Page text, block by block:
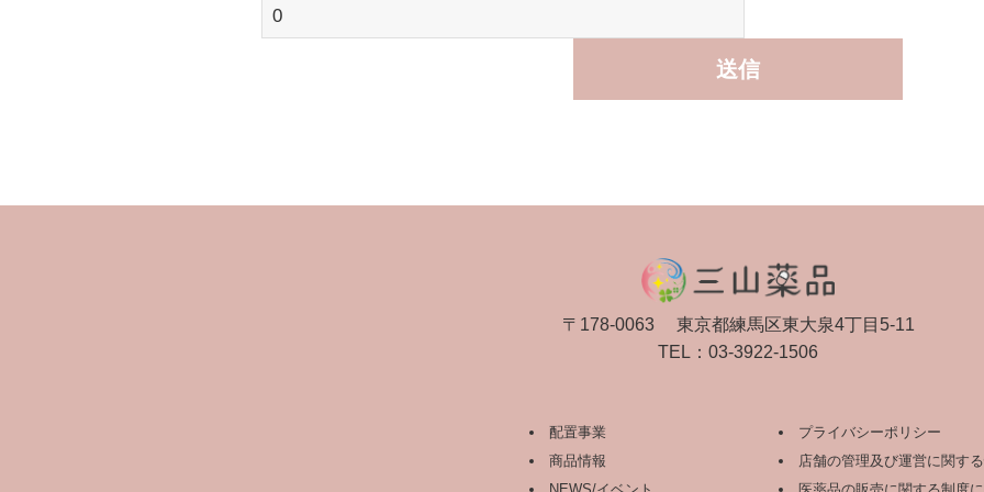
〒178-0063
東京都練馬区東大泉4丁目5-11
TEL： 03-3922-1506
配置事業
商品情報
プライバシーポリシー
店舗の管理及び運営に関す